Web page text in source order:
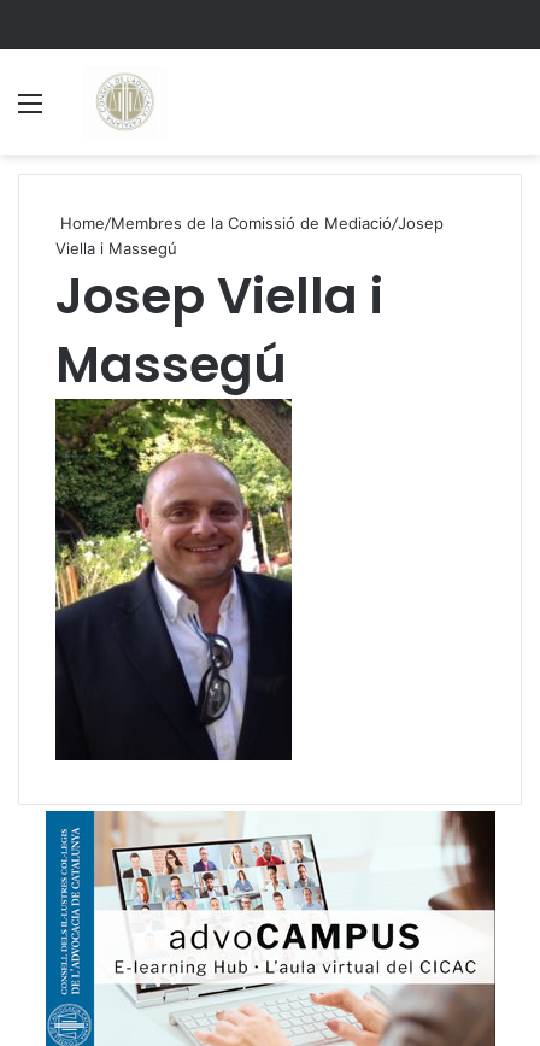
Home/Membres de la Comissió de Mediació/Josep
Viella i Massegú
Josep Viella i
Massegú